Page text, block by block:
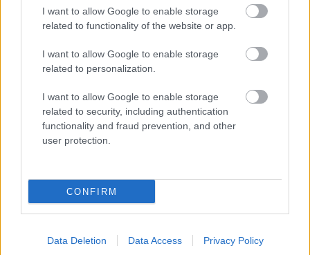
I want to allow Google to enable storage
related to functionality of the website or app.
I want to allow Google to enable storage
related to personalization.
I want to allow Google to enable storage
related to security, including authentication
functionality and fraud prevention, and other
user protection.
CONFIRM
Data Deletion Data Access Privacy Policy
Κουίζ: Πόσο καλά θυμάσαι την
απαντήσεις σωστά και στις 3
ερωτήσεις;
περισσότερα